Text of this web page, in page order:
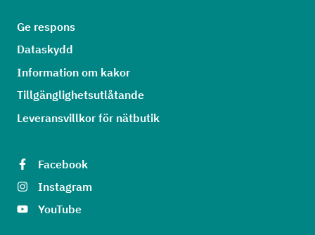
Ge respons
Dataskydd
Information om kakor
Tillgänglighetsutlåtande
Leveransvillkor för nätbutik
Facebook
Instagram
YouTube